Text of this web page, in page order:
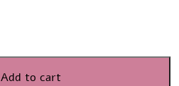
Add to cart